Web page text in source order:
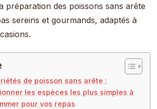
préparation des poissons sans arête
sereins et gourmands, adaptés à
de poisson sans arête :
les espèces les plus simples à
pour vos repas